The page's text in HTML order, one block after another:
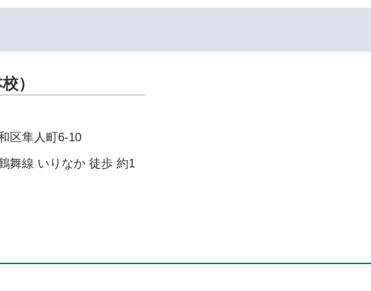
）
区隼人町6-10
舞線 いりなか 徒歩 約1